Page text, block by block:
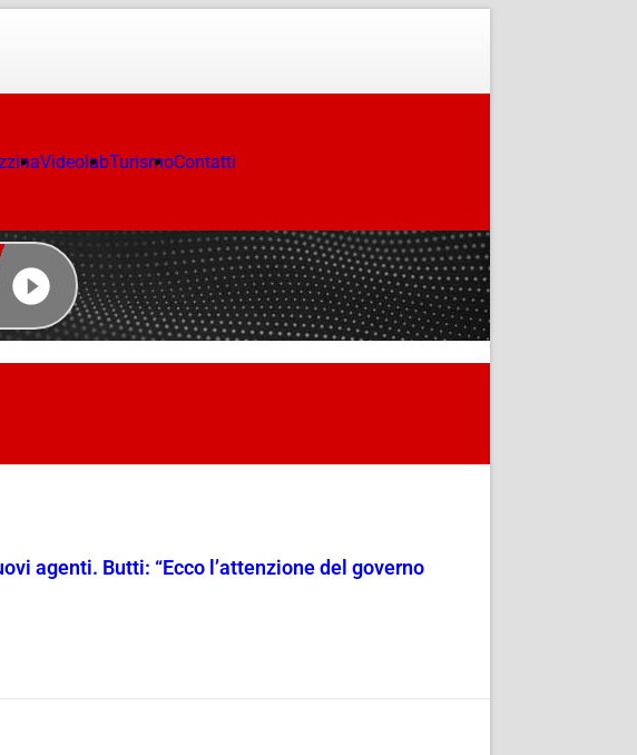
VideolabTurismoContatti
agenti. Butti: “Ecco l’attenzione del governo